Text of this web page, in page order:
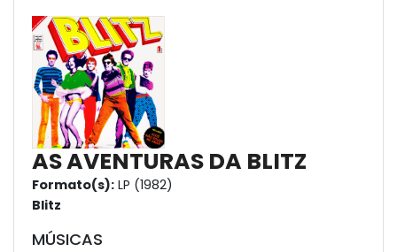
AS AVENTURAS DA BLITZ
Formato(s): LP (1982)
Blitz
MÚSICAS